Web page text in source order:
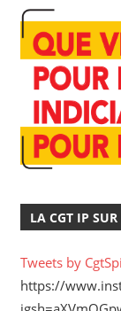
LA CGT IP
Tweets by
https://